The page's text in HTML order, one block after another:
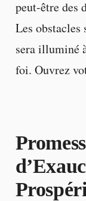
peut-être des
Les obstacles
sera illuminé
foi. Ouvrez